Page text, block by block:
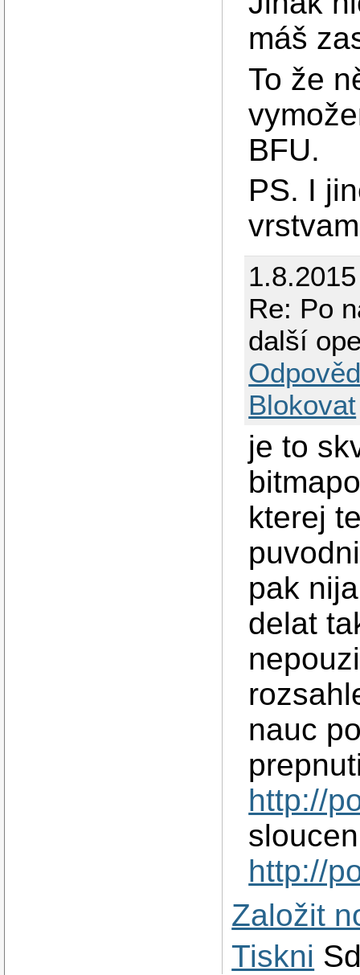
máš
To že
BFU.
PS. I
Re: Po
další
Blokovat
je to
kterej
pak
delat
nauc
http://
http://
Založit
Tiskni